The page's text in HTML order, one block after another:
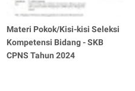
Materi Pokok/Kisi-kisi Seleksi
Kompetensi Bidang - SKB
CPNS Tahun 2024